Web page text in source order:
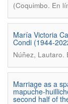
(Coquimbo. En
María Victoria
Condi (1944-
Núñez, Lautaro.
Marriage as a
mapuche-
second half of